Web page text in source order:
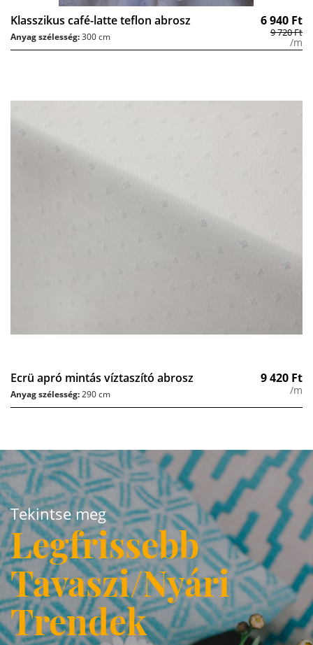
Klasszikus café-latte teflon abrosz 6 940 Ft
9 720Ft
/m
Anyag szélesség:300 cm
Ecrü apró mintás víztaszító abrosz 9 420 Ft
/m
Anyag szélesség:290 cm
Tekintse meg
Legfrissebb
Tavaszi/Nyári
Trendek